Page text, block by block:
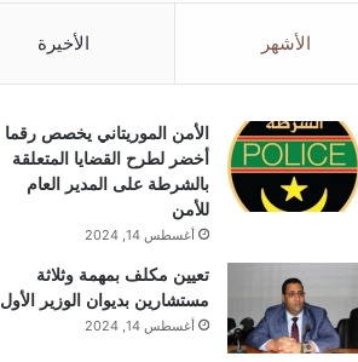
الأشهر الأخيرة
الأمن الموريتاني يخصص رقما
أخضر لطرح القضايا المتعلقة
بالشرطة على المدير العام
للأمن
أغسطس 14, 2024
تعيين مكلف بمهمة وثلاثة
مستشارين بديوان الوزير الأول
أغسطس 14, 2024